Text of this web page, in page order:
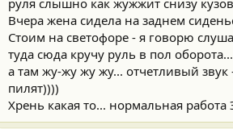
Вчера жена сидела на заднем
Стоим на светофоре - я говорю
туда сюда кручу руль в пол оборота...
а там жу-жу жу жу... отчетливый звук
пилят))))
Хрень какая то... нормальная работа